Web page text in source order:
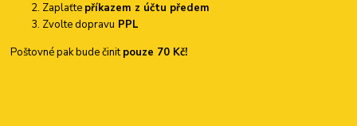
Zaplaťte příkazem z účtu předem
Zvolte dopravu PPL
Poštovné pak bude činitpouze 70 Kč!